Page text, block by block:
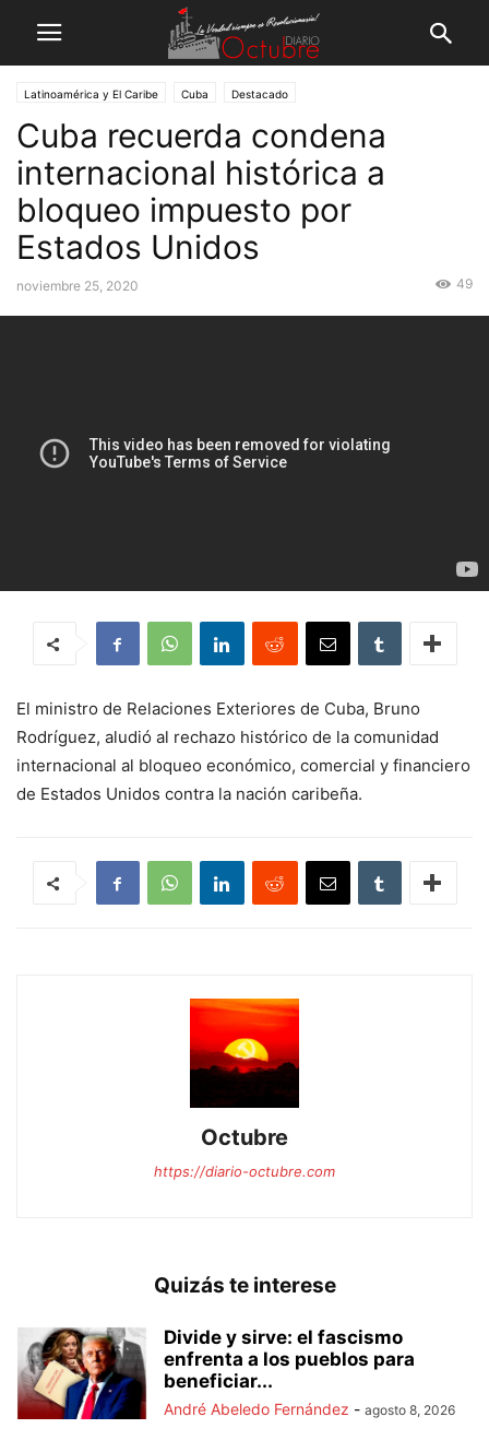
Latinoamérica y El Caribe Cuba Destacado
Cuba recuerda condena
internacional histórica a
bloqueo impuesto por
Estados Unidos
noviembre 25, 2020 49
El ministro de Relaciones Exteriores de Cuba, Bruno
Rodríguez, aludió al rechazo histórico de la comunidad
internacional al bloqueo económico, comercial y financiero
de Estados Unidos contra la nación caribeña.
Octubre
https://diario-octubre.com
Quizás te interese
Divide y sirve: el fascismo
enfrenta a los pueblos para
beneficiar...
André Abeledo Fernández - agosto 8, 2026